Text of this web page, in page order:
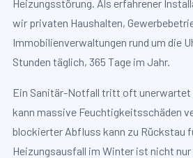
Heizungsstörung. Als erfahrener
wir privaten Haushalten,
Immobilienverwaltungen rund um die
Stunden täglich, 365 Tage im Jahr.
Ein Sanitär-Notfall tritt oft unerwartet
kann massive Feuchtigkeitsschäden
blockierter Abfluss kann zu Rückstau
Heizungsausfall im Winter ist nicht nur